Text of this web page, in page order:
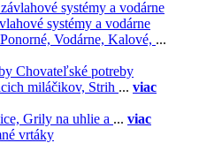
systémy a vodárne
Ponorné, Vodárne, Kalové, ...
Chovateľské potreby
miláčikov, Strih ... viac
Grily na uhlie a ... viac
vrtáky